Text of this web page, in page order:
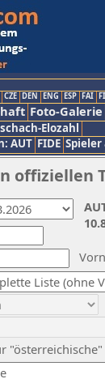
CZE DEN ENG ESP FAI
Foto-Galerie
Elozahl
AUT FIDE
offiziellen
"österreichische"